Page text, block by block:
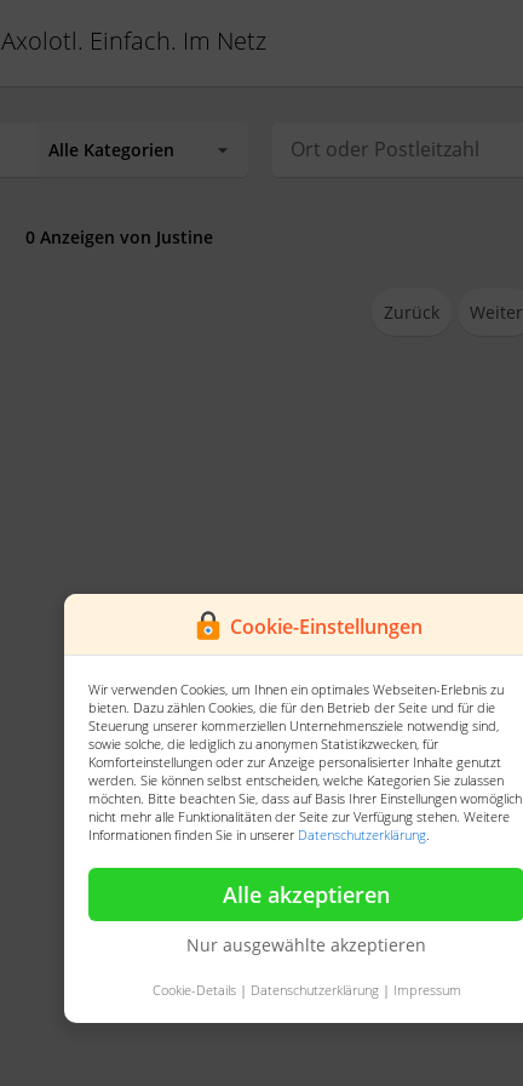
Cookie-Einstellungen
Wir verwenden Cookies, um Ihnen ein optimales Webseiten-Erlebnis zu
bieten. Dazu zählen Cookies, die für den Betrieb der Seite und für die
Steuerung unserer kommerziellen Unternehmensziele notwendig sind,
sowie solche, die lediglich zu anonymen Statistikzwecken, für
Komforteinstellungen oder zur Anzeige personalisierter Inhalte genutzt
werden. Sie können selbst entscheiden, welche Kategorien Sie zulassen
möchten. Bitte beachten Sie, dass auf Basis Ihrer Einstellungen womöglich
nicht mehr alle Funktionalitäten der Seite zur Verfügung stehen. Weitere
Informationen finden Sie in unserer Datenschutzerklärung.
Alle akzeptieren
Nur ausgewählte akzeptieren
Cookie-Details| Datenschutzerklärung| Impressum
Axolotl. Einfach. Im Netz
0 Anzeigen von Justine
Zurück Weiter